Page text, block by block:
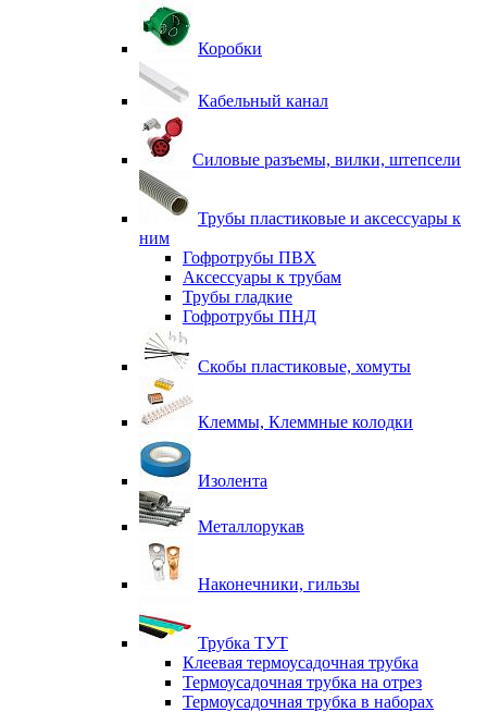
Коробки
Кабельный канал
Силовые разъемы, вилки, штепсели
Трубы пластиковые и аксессуары к
ним
Гофротрубы ПВХ
Аксессуары к трубам
Трубы гладкие
Гофротрубы ПНД
Скобы пластиковые, хомуты
Клеммы, Клеммные колодки
Изолента
Металлорукав
Наконечники, гильзы
Трубка ТУТ
Клеевая термоусадочная трубка
Термоусадочная трубка на отрез
Термоусадочная трубка в наборах